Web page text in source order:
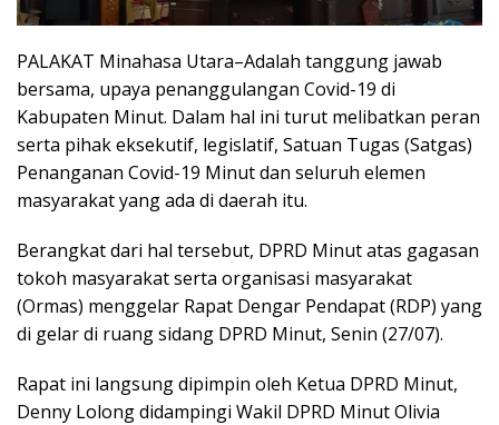
PALAKAT Minahasa Utara–Adalah tanggung jawab
bersama, upaya penanggulangan Covid-19 di
Kabupaten Minut. Dalam hal ini turut melibatkan peran
serta pihak eksekutif, legislatif, Satuan Tugas (Satgas)
Penanganan Covid-19 Minut dan seluruh elemen
masyarakat yang ada di daerah itu.
Berangkat dari hal tersebut, DPRD Minut atas gagasan
tokoh masyarakat serta organisasi masyarakat
(Ormas) menggelar Rapat Dengar Pendapat (RDP) yang
di gelar di ruang sidang DPRD Minut, Senin (27/07).
Rapat ini langsung dipimpin oleh Ketua DPRD Minut,
Denny Lolong didampingi Wakil DPRD Minut Olivia